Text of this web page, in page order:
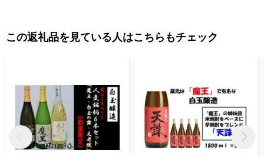
この返礼品を見ている人はこちらもチェック